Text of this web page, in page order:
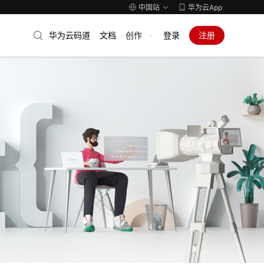
中国站 华为云App
华为云码道 文档 创作 登录 注册